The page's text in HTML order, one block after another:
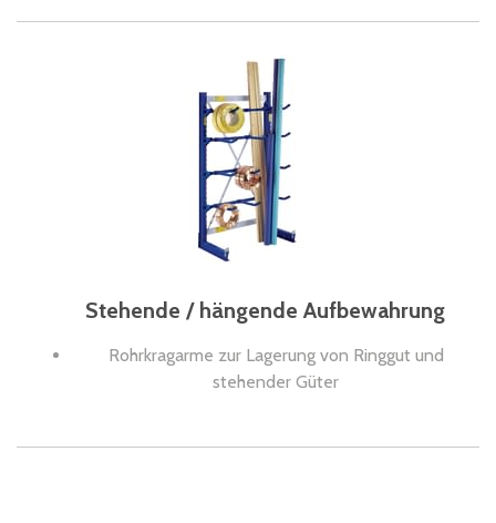
Stehende / hängende Aufbewahrung
Rohrkragarme zur Lagerung von Ringgut und
stehender Güter